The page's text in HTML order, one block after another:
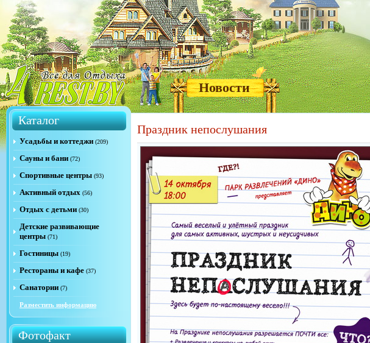
Новости
Каталог
Усадьбы и коттеджи (209)
Сауны и бани (72)
Спортивные центры (93)
Активный отдых (56)
Отдых с детьми (30)
Детские развивающие
центры (71)
Гостиницы (19)
Рестораны и кафе (37)
Санатории (7)
Разместить информацию
Фотофакт
Праздник непослушания